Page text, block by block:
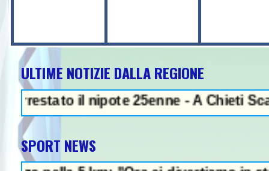
ULTIME NOTIZIE DALLA REGIONE
il nipote 25enne - A Chieti Scalo
SPORT NEWS
illegale e peculato, in carcere